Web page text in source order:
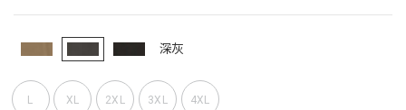
深灰
L XL 2XL 3XL 4XL